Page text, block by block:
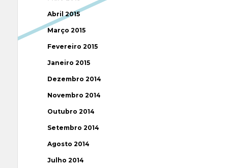
Abril 2015
Março 2015
Fevereiro 2015
Janeiro 2015
Dezembro 2014
Novembro 2014
Outubro 2014
Setembro 2014
Agosto 2014
Julho 2014